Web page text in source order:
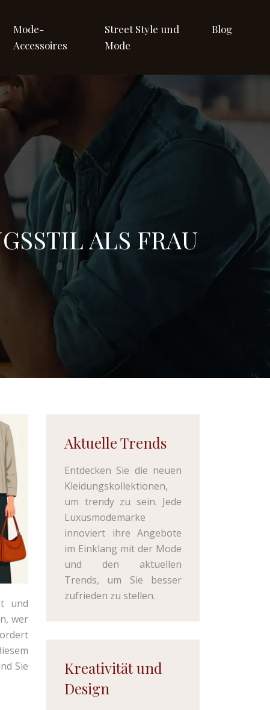
Mode-
Accessoires
Street Style und
Mode
Blog
ALS FRAU
und
wer
Sie
Aktuelle Trends
Entdecken Sie die neuen
Kleidungskollektionen,
um trendy zu sein. Jede
Luxusmodemarke
innoviert ihre Angebote
im Einklang mit der Mode
und den aktuellen
Trends, um Sie besser
zufrieden zu stellen.
Kreativität und
Design